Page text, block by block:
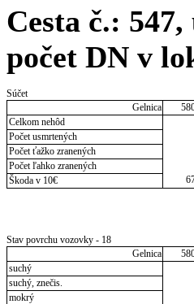
Cesta č.:
počet DN v
Súčet
Gelnica
Celkom nehôd
Počet usmrtených
Počet ťažko zranených
Počet ľahko zranených
Škoda v 10€
Stav povrchu vozovky - 18
Gelnica
suchý
suchý, znečis.
mokrý